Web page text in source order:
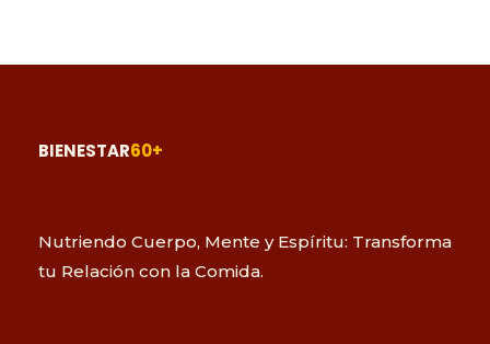
BIENESTAR60+
Nutriendo Cuerpo, Mente y Espíritu: Transforma
tu Relación con la Comida.